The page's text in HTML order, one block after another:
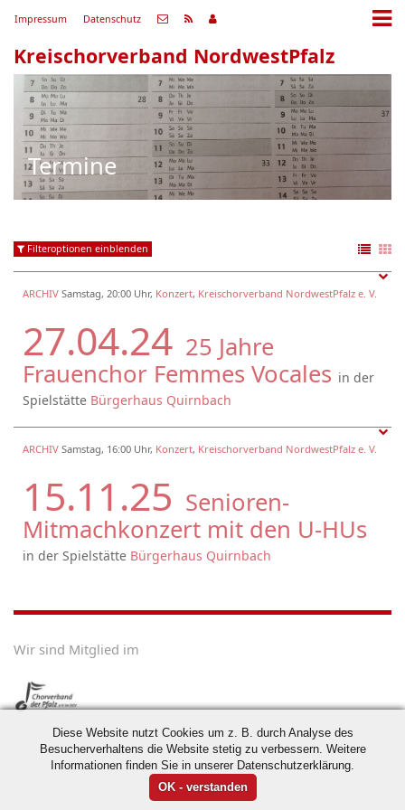
Impressum Datenschutz
Kreischorverband NordwestPfalz
Termine
Filteroptionen einblenden
ARCHIV Samstag, 20:00 Uhr, Konzert, Kreischorverband NordwestPfalz e. V.
27.04.24 25 Jahre
Frauenchor Femmes Vocales in der
Spielstätte Bürgerhaus Quirnbach
ARCHIV Samstag, 16:00 Uhr, Konzert, Kreischorverband NordwestPfalz e. V.
15.11.25 Senioren-
Mitmachkonzert mit den U-HUs
in der Spielstätte Bürgerhaus Quirnbach
Wir sind Mitglied im
Diese Website nutzt Cookies um z. B. durch Analyse des
Besucherverhaltens die Website stetig zu verbessern. Weitere
Informationen finden Sie in unserer Datenschutzerklärung.